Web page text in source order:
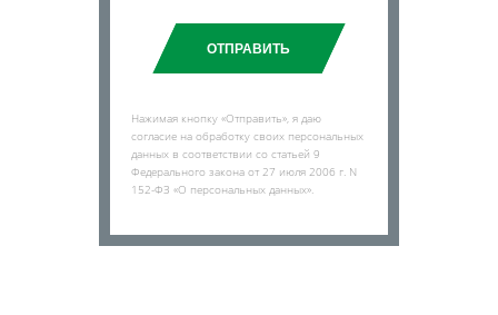
ОТПРАВИТЬ
Нажимая кнопку «Отправить», я даю
согласие на обработку своих персональных
данных в соответствии со статьей 9
Федерального закона от 27 июля 2006 г. N
152-ФЗ «О персональных данных».